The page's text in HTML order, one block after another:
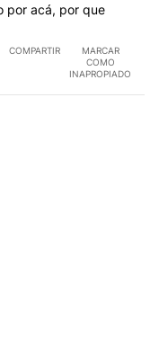
por acá, por que
COMPARTIR
MARCAR
COMO
INAPROPIADO